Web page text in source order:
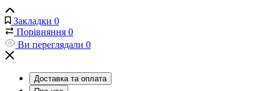
Закладки 0
Порівняння 0
Ви переглядали 0
Доставка та оплата